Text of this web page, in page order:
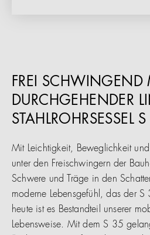
FREI SCHWINGEND
DURCHGEHENDER
STAHLROHRSESSEL
Mit Leichtigkeit, Beweglichkeit und
unter den Freischwingern der
Schwere und Träge in den
moderne Lebensgefühl, das der S
heute ist es Bestandteil unserer
Lebensweise. Mit dem S 35